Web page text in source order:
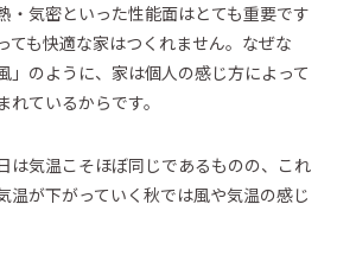
・気密といった性能面はとても重要です
ても快適な家はつくれません。なぜな
」のように、家は個人の感じ方によって
ているからです。
は気温こそほぼ同じであるものの、これ
温が下がっていく秋では風や気温の感じ